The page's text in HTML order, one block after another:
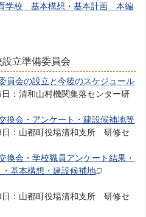
学校 基本構想・基本計画 本編
立準備委員会
会の設立と今後のスケジュール
：清和山村機関集落センター研
会・アンケート・建設候補地等
：山都町役場清和支所 研修セ
会・学校職員アンケート結果・
基本構想・建設候補地
町役場清和支所 研修セ